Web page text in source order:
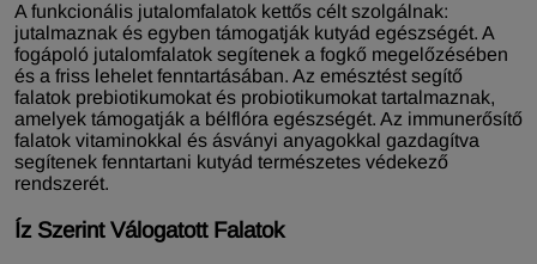
A funkcionális jutalomfalatok kettős célt szolgálnak:
jutalmaznak és egyben támogatják kutyád egészségét. A
fogápoló jutalomfalatok segítenek a fogkő megelőzésében
és a friss lehelet fenntartásában. Az emésztést segítő
falatok prebiotikumokat és probiotikumokat tartalmaznak,
amelyek támogatják a bélflóra egészségét. Az immunerősítő
falatok vitaminokkal és ásványi anyagokkal gazdagítva
segítenek fenntartani kutyád természetes védekező
rendszerét.
Íz Szerint Válogatott Falatok